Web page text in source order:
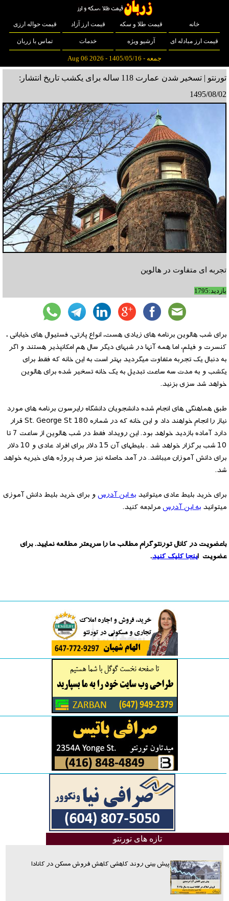
خانه قیمت طلا و سکه قیمت ارز آزاد قیمت حواله ارزی
قیمت ارز مبادله ای آرشیو ویژه خدمات تماس با زربان
جمعه - 1405/05/16 - Aug 06 2026
تورنتو | تسخیر شدن عمارت 118 ساله برای یکشب
تاریخ انتشار:
1495/08/02
تجربه ای متفاوت در هالوین
بازدید:1795
برای شب هالوین برنامه های زیادی هست، انواع پارتی، فستیوال های خیابانی ،
کنسرت و فیلم، اما همه آنها در شبهای دیگر سال هم امکانپذیر هستند و اگر
به دنبال یک تجربه متفاوت میگردید بهتر است به این خانه که فقط برای
یکشب و به مدت سه ساعت تبدیل به یک خانه تسخیر شده برای هالوین
خواهد شد سزی بزنید.
طبق هماهنگی های انجام شده دانشجویان دانشگاه رایرسون برنامه های مورد
نیاز را انجام خواهند داد و این خانه که در شماره 180 St. George St قرار
دارد آماده بازدید خواهد بود. این رویداد فقط در شب هالوین از ساعت 7 تا
10 شب برگزار خواهد شد . بلیطهای آن 15 دلار برای افراد عادی و 10 دلار
برای دانش آموزان میباشد. در آمد حاصله نیز صرف پروژه های خیریه خواهد
شد.
برای خرید بلیط عادی میتوانیدبه این آدرسو برای خرید بلیط دانش آموزی
میتوانیدبه این آدرسمراجعه کنید.
باعضویت در کانال تورنتوگرام مطالب ما را سریعتر مطالعه نمایید. برای
عضویت اینجا کلیک کنید.
تازه های تورنتو
پیش بینی روند کاهشی کاهش فروش مسکن در کانادا